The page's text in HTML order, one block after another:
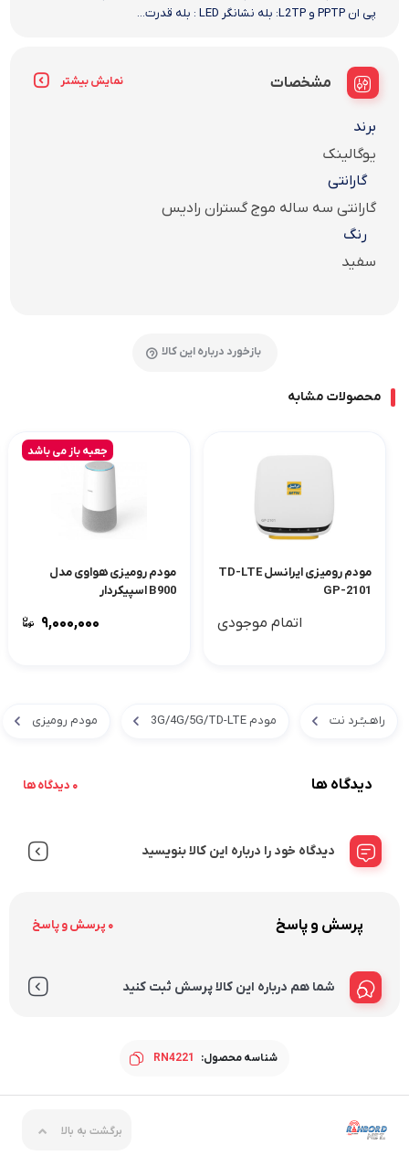
پی ان PPTP و L2TP: بله نشانگر LED : بله قدرت...
مشخصات نمایش بیشتر
برند
یوگالینک
گارانتی
گارانتی سه ساله موج گستران رادیس
رنگ
سفید
بازخورد درباره این کالا
محصولات مشابه
مودم رومیزی ایرانسل TD-LTE
GP-2101
اتمام موجودی
جعبه باز می باشد
مودم رومیزی هواوی مدل
B900 اسپیکردار
۹,۰۰۰,۰۰۰
راهـبـُـرد نت مودم 3G/4G/5G/TD-LTE مودم رومیزی
دیدگاه ها 0 دیدگاه ها
دیدگاه خود را درباره این کالا بنویسید
پرسش و پاسخ 0 پرسش و پاسخ
شما هم درباره این کالا پرسش ثبت کنید
شناسه محصول: RN4221
برگشت به بالا